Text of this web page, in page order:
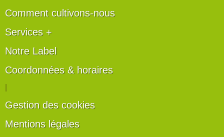
Comment cultivons-nous
Services +
Notre Label
Coordonnées & horaires
Gestion des cookies
Mentions légales